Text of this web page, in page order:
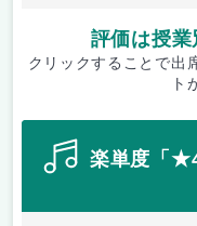
評価は授業
クリックすることで出
ト
楽単度「